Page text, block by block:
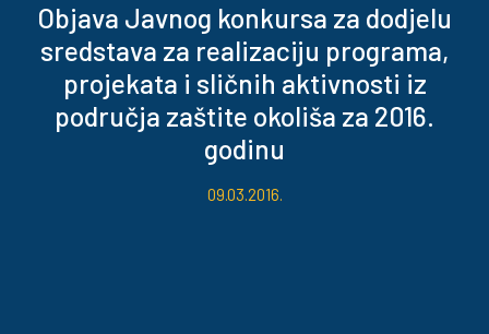
Objava Javnog konkursa za dodjelu
sredstava za realizaciju programa,
projekata i sličnih aktivnosti iz
područja zaštite okoliša za 2016.
godinu
09.03.2016.